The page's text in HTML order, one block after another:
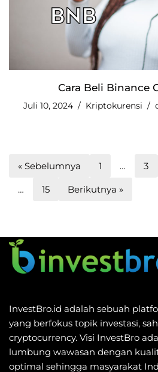
Cara Beli Binance
Juli 10, 2024 Kriptokurensi
« Sebelumnya 1 … 3
… 15 Berikutnya »
InvestBro.id adalah sebuah
yang berfokus topik investasi,
cryptocurrency. Visi InvestBro
lumbung wawasan dengan
optimal sehingga masyarakat